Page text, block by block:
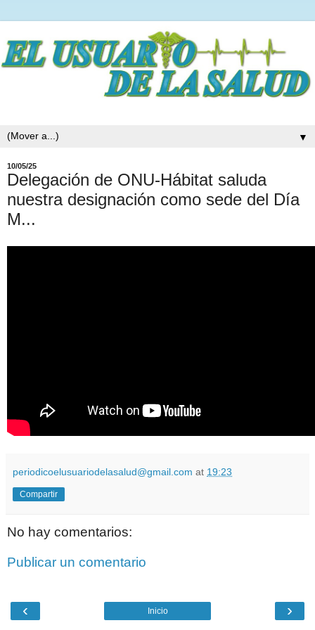
▼
10/05/25
Delegación de ONU-Hábitat saluda
nuestra designación como sede del Día
M...
periodicoelusuariodelasalud@gmail.com at 19:23
Compartir
No hay comentarios:
Publicar un comentario
‹ ›
Inicio